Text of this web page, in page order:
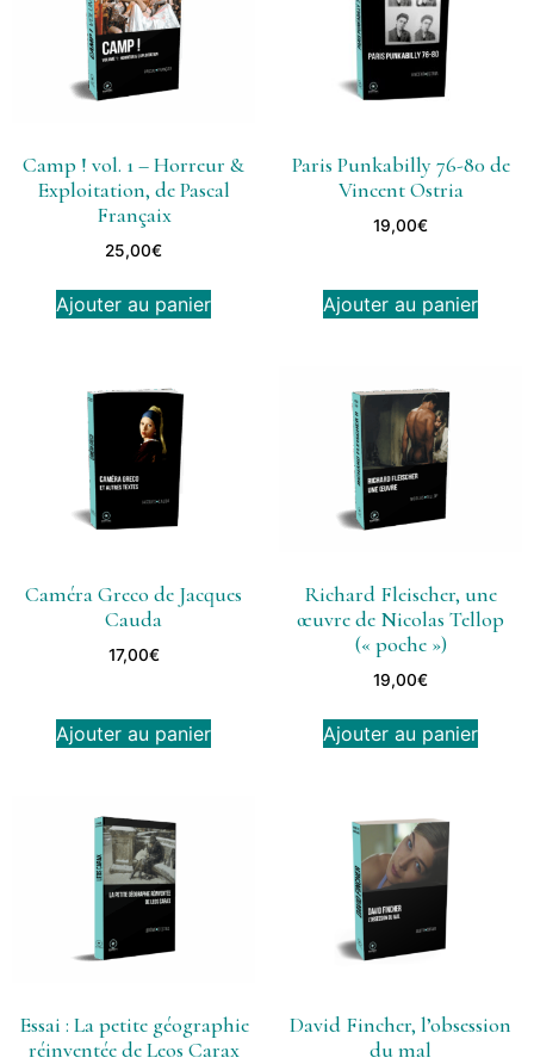
Camp ! vol. 1 – Horreur &
Exploitation, de Pascal
Françaix
25,00€
Ajouter au panier
Paris Punkabilly 76-80 de
Vincent Ostria
19,00€
Ajouter au panier
Caméra Greco de Jacques
Cauda
17,00€
Ajouter au panier
Richard Fleischer, une
œuvre de Nicolas Tellop
(« poche »)
19,00€
Ajouter au panier
Essai : La petite géographie
réinventée de Leos Carax
David Fincher, l’obsession
du mal